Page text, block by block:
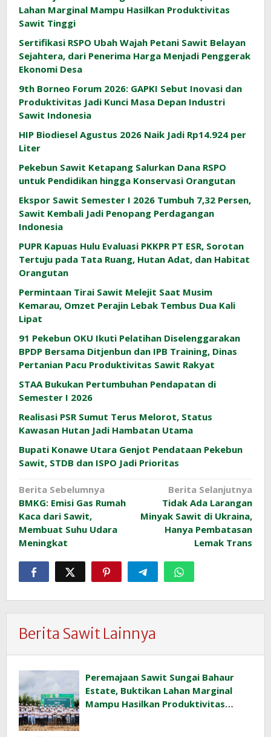
Lahan Marginal Mampu Hasilkan Produktivitas
Sawit Tinggi
Sertifikasi RSPO Ubah Wajah Petani Sawit Belayan
Sejahtera, dari Penerima Harga Menjadi Penggerak
Ekonomi Desa
9th Borneo Forum 2026: GAPKI Sebut Inovasi dan
Produktivitas Jadi Kunci Masa Depan Industri
Sawit Indonesia
HIP Biodiesel Agustus 2026 Naik Jadi Rp14.924 per
Liter
Pekebun Sawit Ketapang Salurkan Dana RSPO
untuk Pendidikan hingga Konservasi Orangutan
Ekspor Sawit Semester I 2026 Tumbuh 7,32 Persen,
Sawit Kembali Jadi Penopang Perdagangan
Indonesia
PUPR Kapuas Hulu Evaluasi PKKPR PT ESR, Sorotan
Tertuju pada Tata Ruang, Hutan Adat, dan Habitat
Orangutan
Permintaan Tirai Sawit Melejit Saat Musim
Kemarau, Omzet Perajin Lebak Tembus Dua Kali
Lipat
91 Pekebun OKU Ikuti Pelatihan Diselenggarakan
BPDP Bersama Ditjenbun dan IPB Training, Dinas
Pertanian Pacu Produktivitas Sawit Rakyat
STAA Bukukan Pertumbuhan Pendapatan di
Semester I 2026
Realisasi PSR Sumut Terus Melorot, Status
Kawasan Hutan Jadi Hambatan Utama
Bupati Konawe Utara Genjot Pendataan Pekebun
Sawit, STDB dan ISPO Jadi Prioritas
Navigasi
pos
Berita Sebelumnya
BMKG: Emisi Gas Rumah
Kaca dari Sawit,
Membuat Suhu Udara
Meningkat
Berita Selanjutnya
Tidak Ada Larangan
Minyak Sawit di Ukraina,
Hanya Pembatasan
Lemak Trans
Berita Sawit Lainnya
Peremajaan Sawit Sungai Bahaur
Estate, Buktikan Lahan Marginal
Mampu Hasilkan Produktivitas